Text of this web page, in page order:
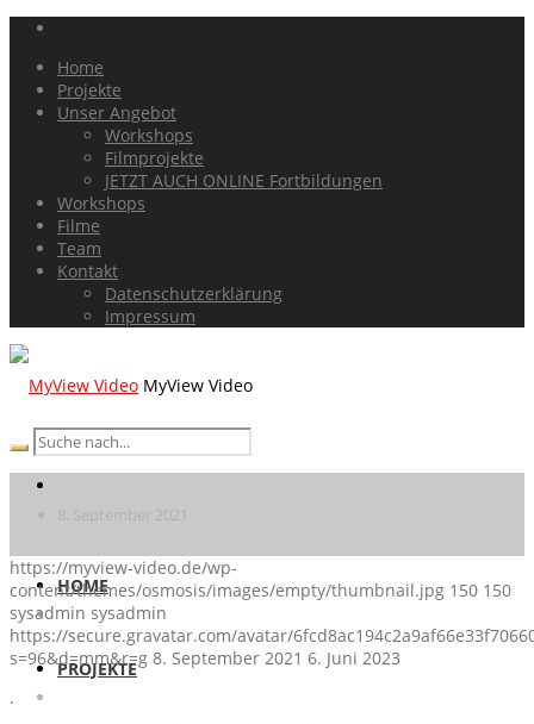
Home
Projekte
Unser Angebot
Workshops
Filmprojekte
JETZT AUCH ONLINE Fortbildungen
Workshops
Filme
Team
Kontakt
Datenschutzerklärung
Impressum
MyView Video
HOME
PROJEKTE
https://myview-video.de/wp-
content/themes/osmosis/images/empty/thumbnail.jpg 150 150
sysadmin sysadmin
https://secure.gravatar.com/avatar/
s=96&d=mm&r=g 8. September 2021 6. Juni 2023
.